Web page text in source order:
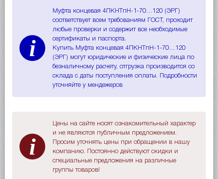
i
Муфта концевая 4ПКНТпН-1-70…120 (ЭРГ)
соответствует всем требованиям ГОСТ, проходит
любые проверки и содержит все необходимые
сертификаты и паспорта.
Купить Муфта концевая 4ПКНТпН-1-70…120
(ЭРГ) могут юридические и физические лица по
безналичному расчету, отгрузка производится со
склада с даты поступления оплаты. Подробности
уточняйте у мендежеров
i
Цены на сайте носят ознакомительный характер
и не являются публичным предложением.
Просим уточнять цены при обращении в нашу
компанию. Постоянно действуют скидки и
специальные предложения на различные
группы товаров!